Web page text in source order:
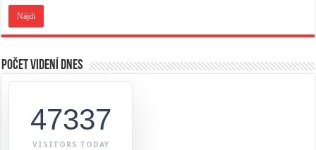
Počet videní dnes
47337
VISITORS TODAY